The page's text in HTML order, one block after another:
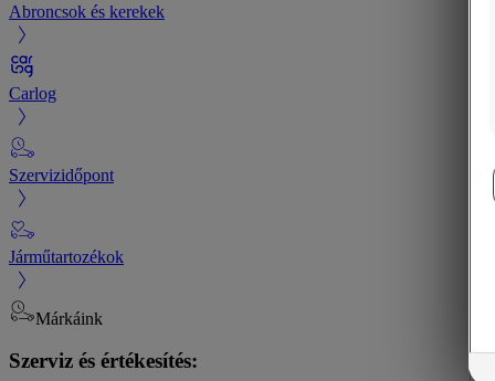
Abroncsok és kerekek
Carlog
Szervizidőpont
Járműtartozékok
Márkáink
Szerviz és értékesítés: